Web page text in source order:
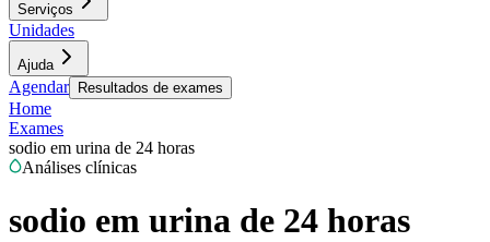
Serviços
Unidades
Ajuda
Agendar Resultados de exames
Home
Exames
sodio em urina de 24 horas
Análises clínicas
sodio em urina de 24 horas